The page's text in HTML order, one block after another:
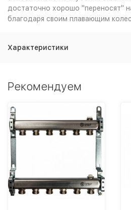
достаточно хорошо "переносят"
благодаря своим плавающим
Характеристики
Рекомендуем